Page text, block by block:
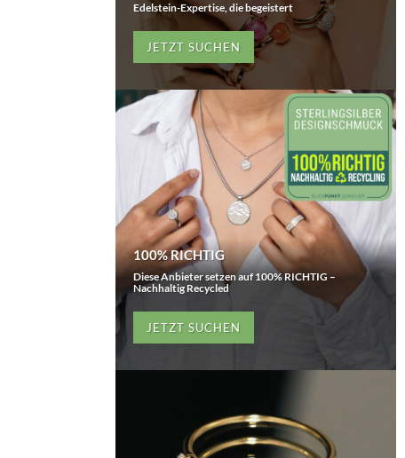
Edelstein-Expertise, die begeistert
JETZT SUCHEN
100% RICHTIG
Diese Anbieter setzen auf 100% RICHTIG –
Nachhaltig Recycled
JETZT SUCHEN